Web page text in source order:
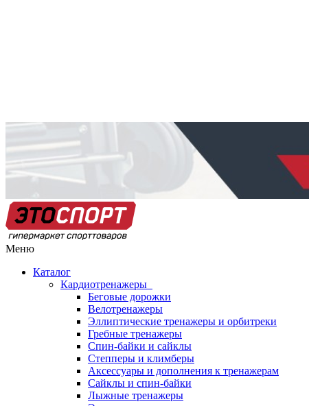
Меню
Каталог
Кардиотренажеры
Беговые дорожки
Велотренажеры
Эллиптические тренажеры и орбитреки
Гребные тренажеры
Спин-байки и сайклы
Степперы и климберы
Аксессуары и дополнения к тренажерам
Сайклы и спин-байки
Лыжные тренажеры